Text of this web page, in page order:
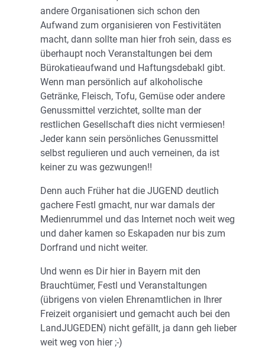
andere Organisationen sich schon den
Aufwand zum organisieren von Festivitäten
macht, dann sollte man hier froh sein, dass es
überhaupt noch Veranstaltungen bei dem
Bürokatieaufwand und Haftungsdebakl gibt.
Wenn man persönlich auf alkoholische
Getränke, Fleisch, Tofu, Gemüse oder andere
Genussmittel verzichtet, sollte man der
restlichen Gesellschaft dies nicht vermiesen!
Jeder kann sein persönliches Genussmittel
selbst regulieren und auch verneinen, da ist
keiner zu was gezwungen!!
Denn auch Früher hat die JUGEND deutlich
gachere Festl gmacht, nur war damals der
Medienrummel und das Internet noch weit weg
und daher kamen so Eskapaden nur bis zum
Dorfrand und nicht weiter.
Und wenn es Dir hier in Bayern mit den
Brauchtümer, Festl und Veranstaltungen
(übrigens von vielen Ehrenamtlichen in Ihrer
Freizeit organisiert und gemacht auch bei den
LandJUGEDEN) nicht gefällt, ja dann geh lieber
weit weg von hier ;-)